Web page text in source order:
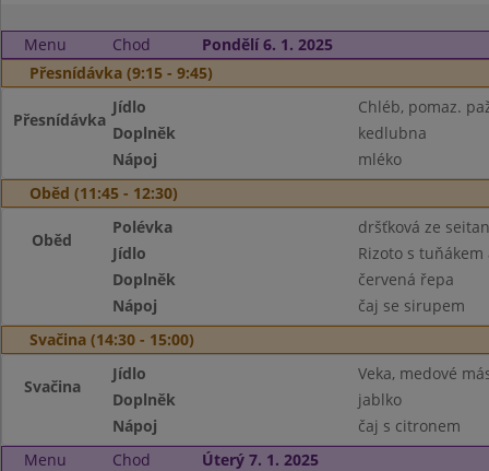
Menu Chod
Pondělí 6. 1. 2025
Přesnídávka (9:15 - 9:45)
Přesnídávka
Jídlo
Chléb, pomaz.
Doplněk
kedlubna
Nápoj
mléko
Oběd (11:45 - 12:30)
Oběd
Polévka
dršťková ze
Jídlo
Rizoto s
Doplněk
červená řepa
Nápoj
čaj se sirupem
Svačina (14:30 - 15:00)
Svačina
Jídlo
Veka, medové
Doplněk
jablko
Nápoj
čaj s citronem
Menu
Chod
Úterý 7. 1. 2025